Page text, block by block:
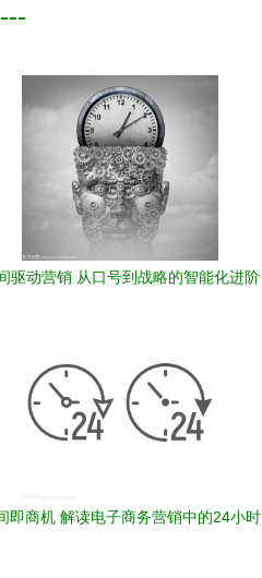
驱动营销 从口号到战略的智能化进阶
即商机 解读电子商务营销中的24小时